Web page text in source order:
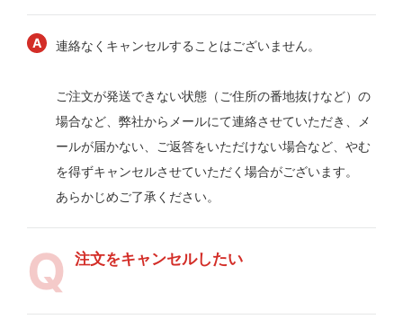
連絡なくキャンセルすることはございません。
ご注文が発送できない状態（ご住所の番地抜けなど）の
場合など、弊社からメールにて連絡させていただき、メ
ールが届かない、ご返答をいただけない場合など、やむ
を得ずキャンセルさせていただく場合がございます。
あらかじめご了承ください。
注文をキャンセルしたい